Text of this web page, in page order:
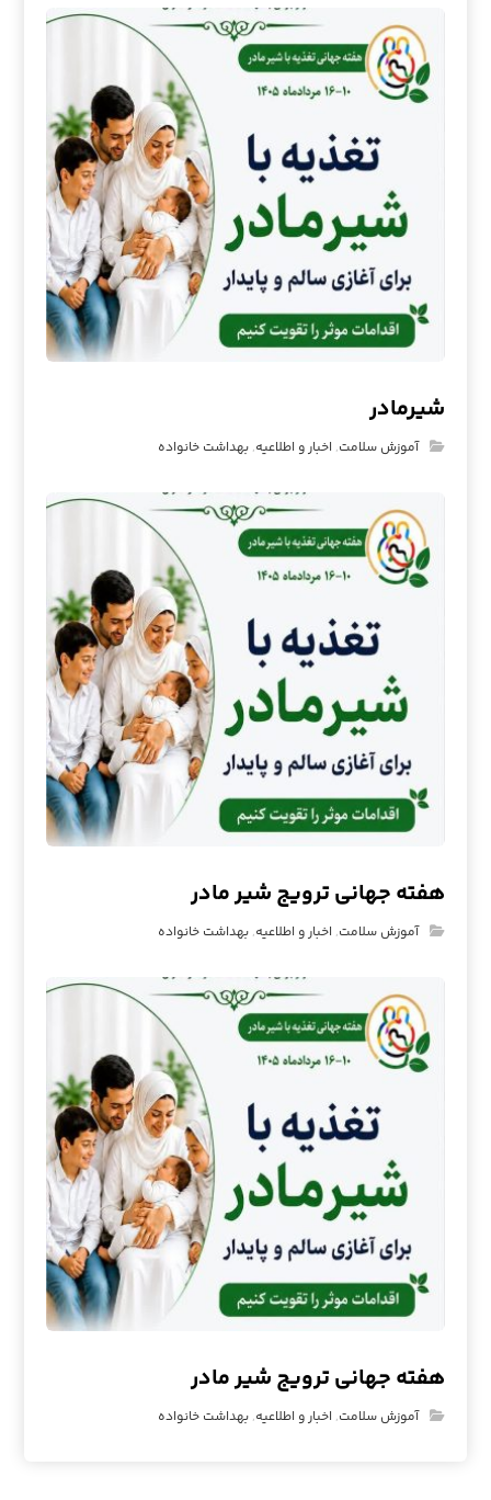
شیرمادر
آموزش سلامت, اخبار و اطلاعیه,بهداشت خانواده
هفته جهانی ترویج شیر مادر
آموزش سلامت, اخبار و اطلاعیه,بهداشت خانواده
هفته جهانی ترویج شیر مادر
آموزش سلامت, اخبار و اطلاعیه,بهداشت خانواده